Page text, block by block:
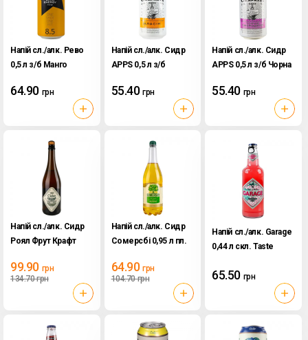
Напій сл./алк. Рево
0,5 л з/б Манго
64.90 грн
Напій сл./алк. Сидр
APPS 0,5 л з/б
55.40 грн
Напій сл./алк. Сидр
APPS 0,5 л з/б Чорна
55.40 грн
Напій сл./алк. Сидр
Роял Фрут Крафт
99.90 грн
134.70грн
Напій сл./алк. Сидр
Сомерсбі 0,95 л пл.
64.90 грн
104.70грн
Напій сл./алк. Garage
0,44 л скл. Taste
65.50 грн